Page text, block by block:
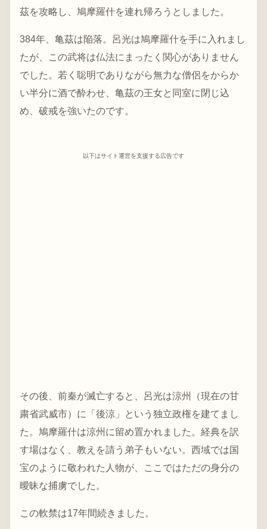
茲を攻略し、鳩摩羅什を連れ帰ろうとしました。
384年、亀茲は陥落。呂光は鳩摩羅什を手に入れまし
たが、この武将は仏法にまったく関心がありません
でした。若く聡明でありながら無力な僧侶をからか
い半分に酒で酔わせ、亀茲の王女と同室に閉じ込
め、破戒を強いたのです。
以下はサイト運営を支援する広告です
その後、前秦が滅亡すると、呂光は涼州（現在の甘
粛省武威市）に「後涼」という独立政権を建てまし
た。鳩摩羅什は涼州に留め置かれました。経典を訳
す場はなく、教えを請う弟子もいない。西域では国
宝のように敬われた人物が、ここではただの身分の
曖昧な捕虜でした。
この軟禁は17年間続きました。